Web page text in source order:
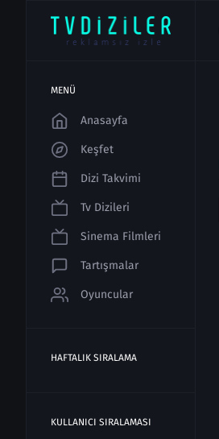
MENÜ
Anasayfa
Keşfet
Dizi Takvimi
Tv Dizileri
Sinema Filmleri
Tartışmalar
Oyuncular
HAFTALIK SIRALAMA
KULLANICI SIRALAMASI